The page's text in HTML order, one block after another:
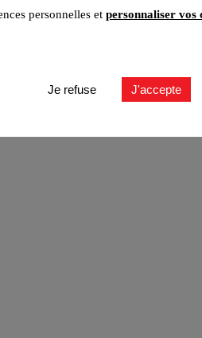
personnelles et personnaliser vos
Je refuse J'accepte